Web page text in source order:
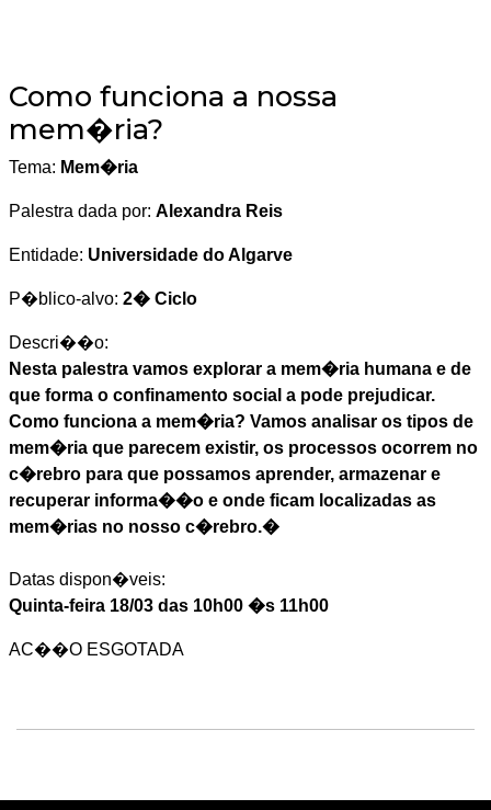
Como funciona a nossa
mem�ria?
Tema: Mem�ria
Palestra dada por: Alexandra Reis
Entidade: Universidade do Algarve
P�blico-alvo: 2� Ciclo
Descri��o:
Nesta palestra vamos explorar a mem�ria humana e de
que forma o confinamento social a pode prejudicar.
Como funciona a mem�ria? Vamos analisar os tipos de
mem�ria que parecem existir, os processos ocorrem no
c�rebro para que possamos aprender, armazenar e
recuperar informa��o e onde ficam localizadas as
mem�rias no nosso c�rebro.�
Datas dispon�veis:
Quinta-feira 18/03 das 10h00 �s 11h00
AC��O ESGOTADA